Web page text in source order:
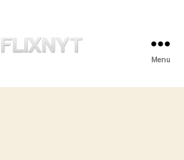
Menu